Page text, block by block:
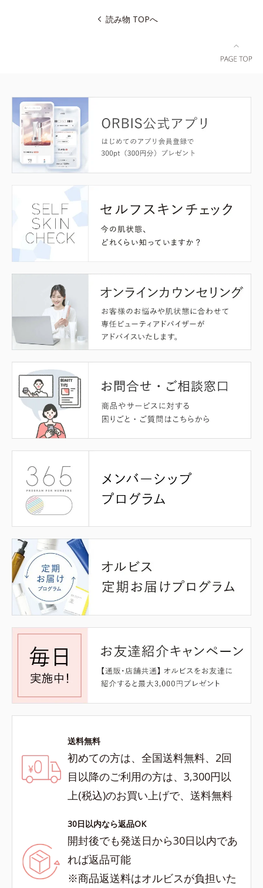
読み物 TOPへ
送料無料
初めての方は、全国送料無料、2回
目以降のご利用の方は、3,300円以
上(税込)のお買い上げで、送料無料
30日以内なら返品OK
開封後でも発送日から30日以内であ
れば返品可能
※商品返送料はオルビスが負担いた